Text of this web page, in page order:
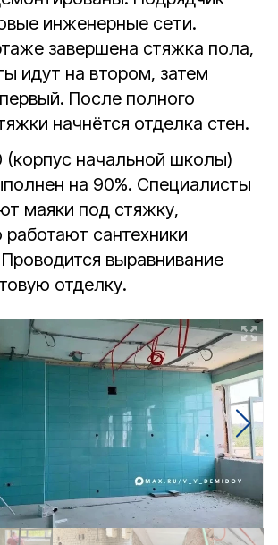
инженерные сети.
завершена стяжка пола,
идут на втором, затем
После полного
начнётся отделка стен.
начальной школы)
на 90%. Специалисты
маяки под стяжку,
сантехники
выравнивание
отделку.